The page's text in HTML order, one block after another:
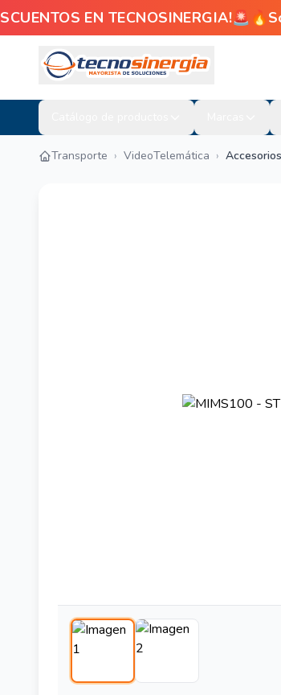
EN
Transporte › VideoTelemática › Accesorios